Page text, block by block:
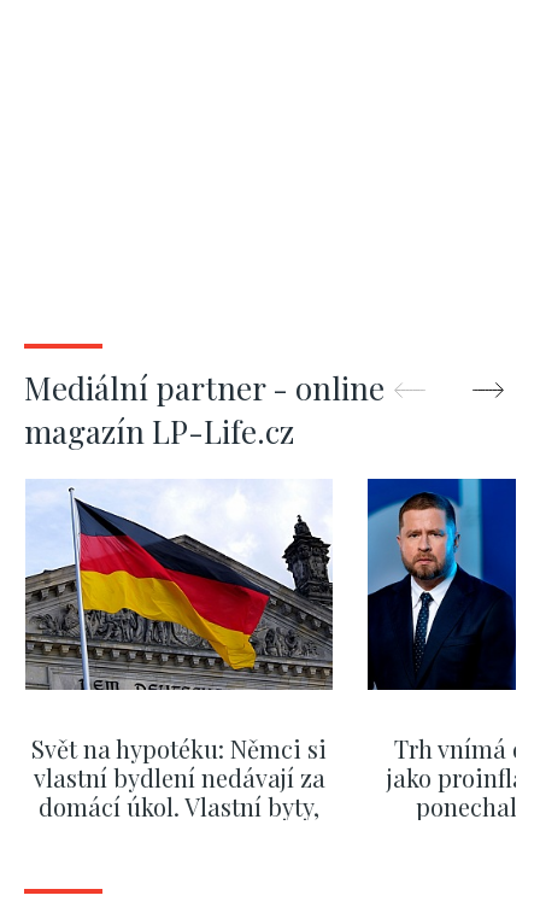
Mediální partner - online
magazín LP-Life.cz
Svět na hypotéku: Němci si
vlastní bydlení nedávají za
domácí úkol. Vlastní byty,
Trh vnímá
jako
ponechali